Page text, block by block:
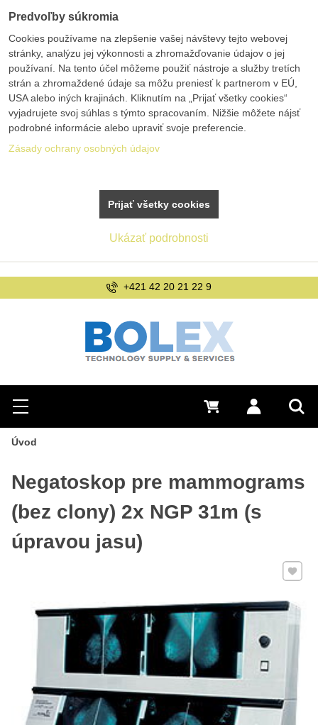
Hľadať
Menu Prihlásiť sa
0 €
Úvod
Negatoskop pre mammograms
(bez clony) 2x NGP 31m (s
úpravou jasu)
Pridať
Predvoľby súkromia
Cookies používame na zlepšenie vašej návštevy tejto webovej
stránky, analýzu jej výkonnosti a zhromažďovanie údajov o jej
používaní. Na tento účel môžeme použiť nástroje a služby tretích
strán a zhromaždené údaje sa môžu preniesť k partnerom v EÚ,
USA alebo iných krajinách. Kliknutím na „Prijať všetky cookies“
vyjadrujete svoj súhlas s týmto spracovaním. Nižšie môžete nájsť
podrobné informácie alebo upraviť svoje preferencie.
Zásady ochrany osobných údajov
Ukázať podrobnosti
Prijať všetky cookies